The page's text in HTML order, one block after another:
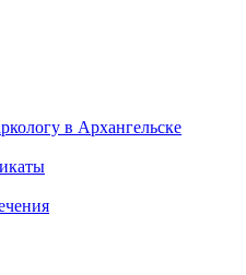
в Архангельске